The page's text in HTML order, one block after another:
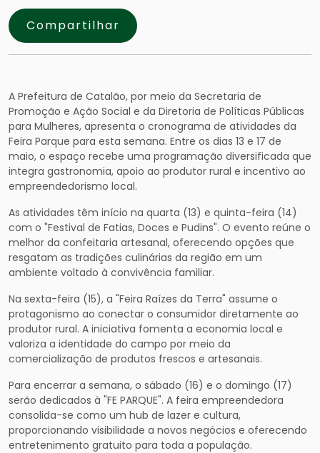
Compartilhar
A Prefeitura de Catalão, por meio da Secretaria de
Promoção e Ação Social e da Diretoria de Políticas Públicas
para Mulheres, apresenta o cronograma de atividades da
Feira Parque para esta semana. Entre os dias 13 e 17 de
maio, o espaço recebe uma programação diversificada que
integra gastronomia, apoio ao produtor rural e incentivo ao
empreendedorismo local.
As atividades têm início na quarta (13) e quinta-feira (14)
com o "Festival de Fatias, Doces e Pudins". O evento reúne o
melhor da confeitaria artesanal, oferecendo opções que
resgatam as tradições culinárias da região em um
ambiente voltado à convivência familiar.
Na sexta-feira (15), a "Feira Raízes da Terra" assume o
protagonismo ao conectar o consumidor diretamente ao
produtor rural. A iniciativa fomenta a economia local e
valoriza a identidade do campo por meio da
comercialização de produtos frescos e artesanais.
Para encerrar a semana, o sábado (16) e o domingo (17)
serão dedicados à "FE PARQUE". A feira empreendedora
consolida-se como um hub de lazer e cultura,
proporcionando visibilidade a novos negócios e oferecendo
entretenimento gratuito para toda a população.